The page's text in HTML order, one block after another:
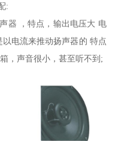
:
器 ，特点，输出电压大 电
电流来推动扬声器的 特点
，声音很小，甚至听不到;